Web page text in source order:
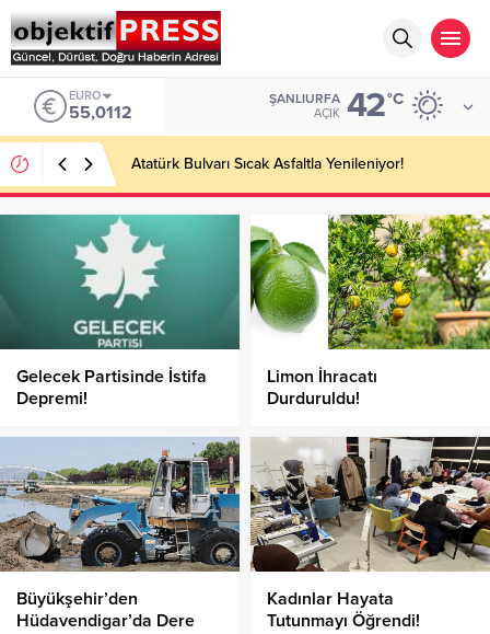
EURO
55,0112
ŞANLIURFA
AÇIK 42°C
Atatürk Bulvarı Sıcak Asfaltla Yenileniyor!
Gelecek Partisinde İstifa
Depremi!
Limon İhracatı
Durduruldu!
Büyükşehir’den
Hüdavendigar’da Dere
Kadınlar Hayata
Tutunmayı Öğrendi!